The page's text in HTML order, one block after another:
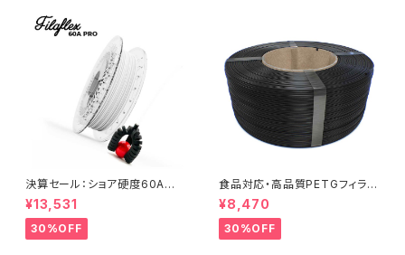
決算セール：ショア硬度60A高
弾性フィラメント『Filaflex 60
A』
¥13,531
30%OFF
食品対応・高品質PETGフィラメ
ント『EasyFil ePETG（Bambu
Coil）』
¥8,470
30%OFF